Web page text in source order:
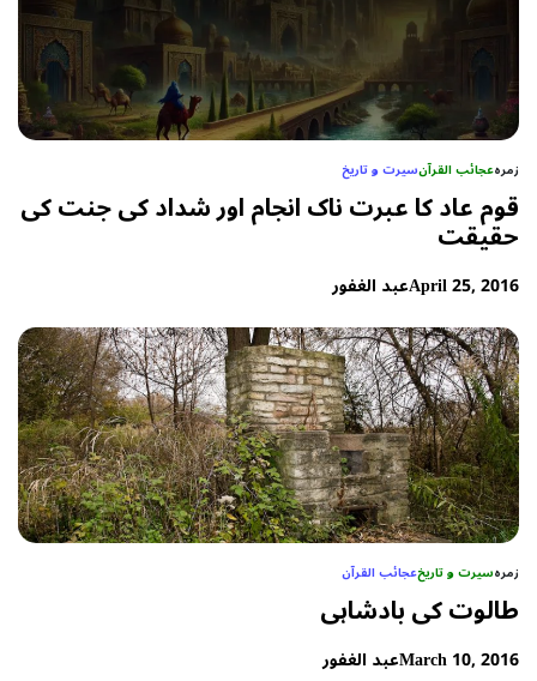
زمرہعجائب القرآنسیرت و تاریخ
قوم عاد کا عبرت ناک انجام اور شداد کی جنت کی
حقیقت
April 25, 2016عبد الغفور
زمرہسیرت و تاریخعجائب القرآن
طالوت کی بادشاہی
March 10, 2016عبد الغفور